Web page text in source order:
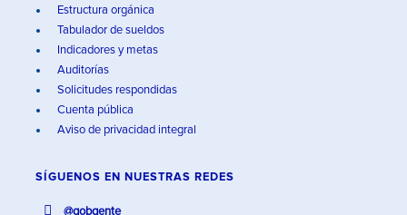
Estructura orgánica
Tabulador de sueldos
Indicadores y metas
Auditorías
Solicitudes respondidas
Cuenta pública
Aviso de privacidad integral
SÍGUENOS EN NUESTRAS REDES
@gobgente